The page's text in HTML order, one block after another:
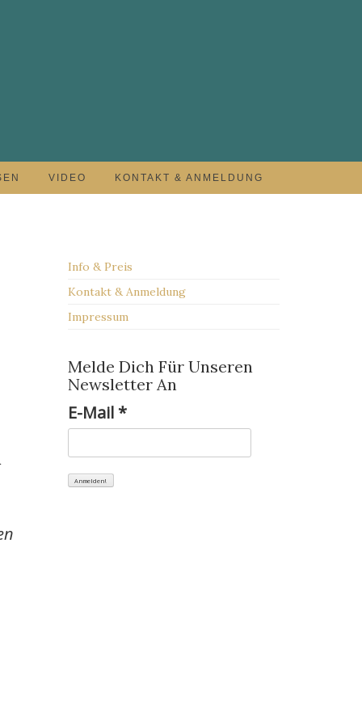
VIDEO KONTAKT & ANMELDUNG
Info & Preis
Kontakt & Anmeldung
Impressum
Melde Dich Für Unseren
Newsletter An
E-Mail *